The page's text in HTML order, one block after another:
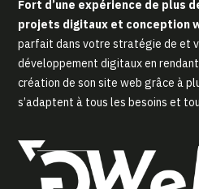
Fort d’une expérience de plus
projets digitaux et conception
parfait dans votre stratégie de et
développement digitaux en
création de son site web grâce à
s’adaptent à tous les besoins et